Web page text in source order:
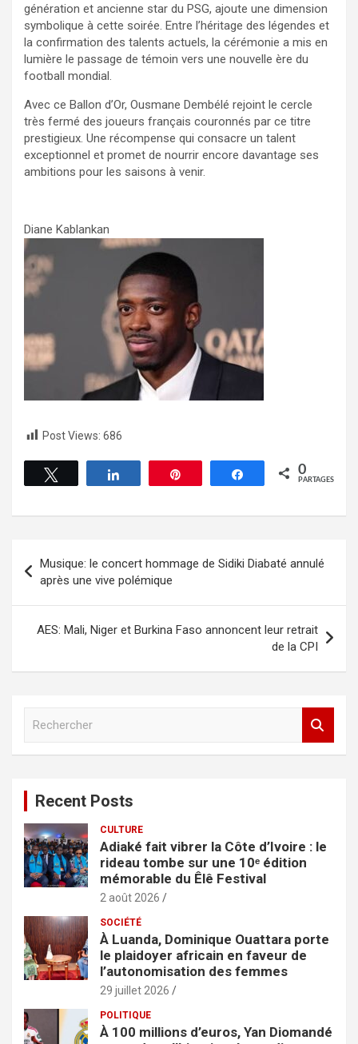
génération et ancienne star du PSG, ajoute une dimension
symbolique à cette soirée. Entre l’héritage des légendes et
la confirmation des talents actuels, la cérémonie a mis en
lumière le passage de témoin vers une nouvelle ère du
football mondial.
Avec ce Ballon d’Or, Ousmane Dembélé rejoint le cercle
très fermé des joueurs français couronnés par ce titre
prestigieux. Une récompense qui consacre un talent
exceptionnel et promet de nourrir encore davantage ses
ambitions pour les saisons à venir.
Diane Kablankan
Post Views: 686
Partagez Partagez 0
PARTAGES
Musique: le concert hommage de Sidiki Diabaté annulé
après une vive polémique
AES: Mali, Niger et Burkina Faso annoncent leur retrait
de la CPI
c
h
e
r
Recent Posts
CULTURE
Adiaké fait vibrer la Côte d’Ivoire : le
rideau tombe sur une 10ᵉ édition
mémorable du Êlê Festival
2 août 2026
SOCIÉTÉ
À Luanda, Dominique Ouattara porte
le plaidoyer africain en faveur de
l’autonomisation des femmes
29 juillet 2026
POLITIQUE
À 100 millions d’euros, Yan Diomandé